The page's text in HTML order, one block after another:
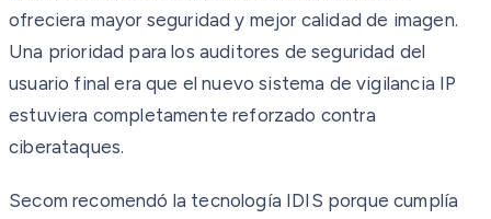
ofreciera mayor seguridad y mejor calidad de imagen.
Una prioridad para los auditores de seguridad del
usuario final era que el nuevo sistema de vigilancia IP
estuviera completamente reforzado contra
ciberataques.
Secom recomendó la tecnología IDIS porque cumplía